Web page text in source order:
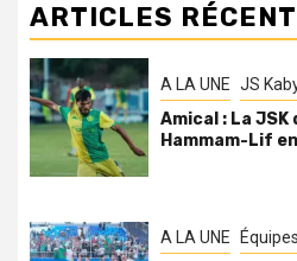
ARTICLES
A LA UNE JS
Amical : La JSK
Hammam-Lif
A LA UNE